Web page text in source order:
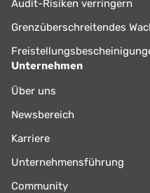
Audit-Risiken verringern
Grenzüberschreitendes
Unternehmen
Über uns
Newsbereich
Karriere
Unternehmensführung
Community